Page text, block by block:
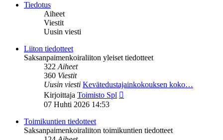
Tiedotus
Aiheet
Viestit
Uusin viesti
Liiton tiedotteet
Saksanpaimenkoiraliiton yleiset tiedotteet
322Aiheet
360 Viestit
Uusin viesti Kevätedustajainkokouksen koko…
Kirjoittaja Toimisto Spl
07 Huhti 2026 14:53
Toimikuntien tiedotteet
Saksanpaimenkoiraliiton toimikuntien tiedotteet